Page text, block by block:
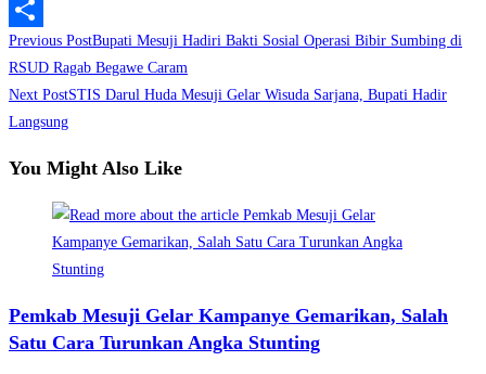
LinkedIn
Share
Read
more
articles
Previous PostBupati Mesuji Hadiri Bakti Sosial Operasi Bibir Sumbing di
RSUD Ragab Begawe Caram
Next PostSTIS Darul Huda Mesuji Gelar Wisuda Sarjana, Bupati Hadir
Langsung
You Might Also Like
Pemkab Mesuji Gelar Kampanye Gemarikan, Salah
Satu Cara Turunkan Angka Stunting